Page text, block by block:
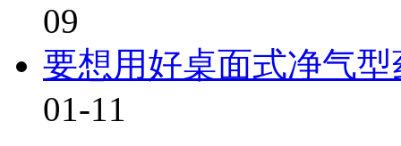
09
要想用好桌面式净气
01-11